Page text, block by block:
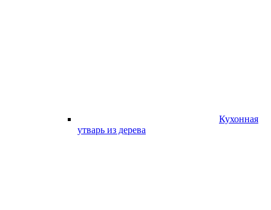
Кухонная
утварь из дерева